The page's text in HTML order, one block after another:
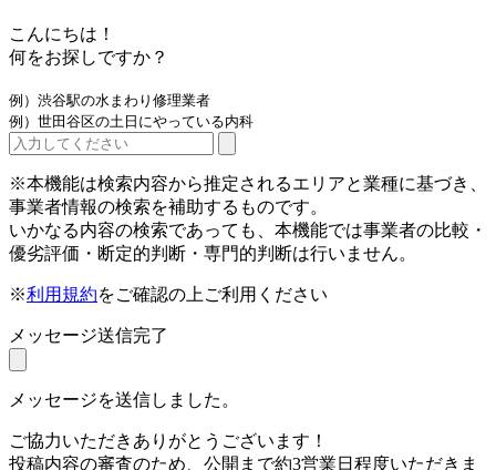
こんにちは！
何をお探しですか？
例）渋谷駅の水まわり修理業者
例）世田谷区の土日にやっている内科
※本機能は検索内容から推定されるエリアと業種に基づき、
事業者情報の検索を補助するものです。
いかなる内容の検索であっても、本機能では事業者の比較・
優劣評価・断定的判断・専門的判断は行いません。
※利用規約をご確認の上ご利用ください
メッセージ送信完了
メッセージを送信しました。
ご協力いただきありがとうございます！
投稿内容の審査のため、公開まで約3営業日程度いただきま